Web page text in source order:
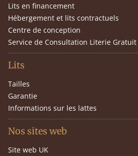
Lits en financement
Hébergement et lits contractuels
Centre de conception
Service de Consultation Literie Gratuit
Lits
Tailles
Garantie
Informations sur les lattes
Nos sites web
Site web UK